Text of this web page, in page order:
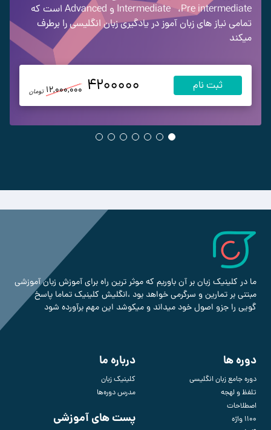
Pre intermediate، Intermediate و Advanced
است که
تمامی نیاز های زبان آموز در یادگیری زبان انگلیسی را برطرف
میکند
ثبت نام 4200000
12,000,000 تومان
ما در کلینیک زبان بر آن باوریم که موثر ترین راه برای آموزش زبان آموزشی
مبتنی بر تمارین و سرگرمی خواهد بود ،انگلیش کلینیک تماما پاسخ
گویی را جزو اصول خود میداند و میکوشد این مهم برآورده شود
دوره ها
دوره جامع زبان انگلیسی
تلفظ و لهجه
اصطلاحات
1100 واژه
درباره ما
کلینیک زبان
مدرس دوره‌ها
پست های آموزشی